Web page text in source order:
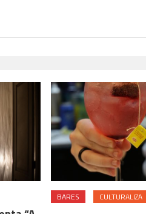
BARES CULTURALIZA